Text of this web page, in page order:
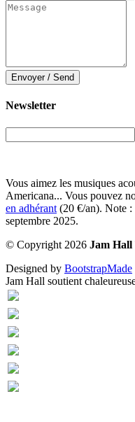
Envoyer / Send
Newsletter
Vous aimez les musiques
Americana... Vous pouvez
en adhérant (20 €/an). Note :
septembre 2025.
© Copyright 2026 Jam Hall
Designed by BootstrapMade
Jam Hall soutient